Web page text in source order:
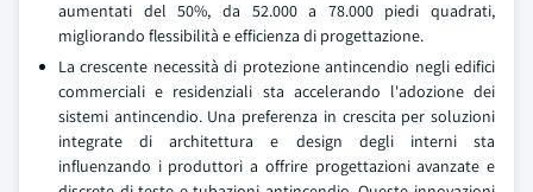
aumentati del 50%, da 52.000 a 78.000 piedi quadrati,
migliorando flessibilità e efficienza di progettazione.
La crescente necessità di protezione antincendio negli edifici
commerciali e residenziali sta accelerando l'adozione dei
sistemi antincendio. Una preferenza in crescita per soluzioni
integrate di architettura e design degli interni sta
influenzando i produttori a offrire progettazioni avanzate e